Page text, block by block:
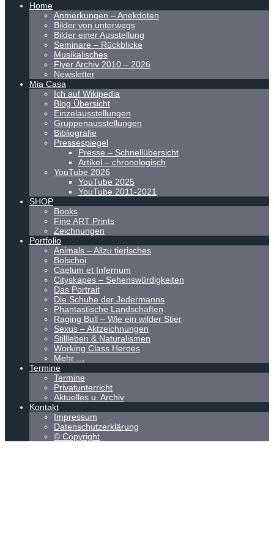
Home
Anmerkungen – Anekdoten
Bilder von unterwegs
Bilder einer Ausstellung
Seminare – Rückblicke
Musikalisches
Flyer Archiv 2010 – 2026
Newsletter
Mia Casa
Ich auf Wikipedia
Blog Übersicht
Einzelausstellungen
Gruppenausstellungen
Bibliografie
Pressespiegel
Presse – Schnellübersicht
Artikel – chronologisch
YouTube 2026
YouTube 2025
YouTube 2011-2021
SHOP
Books
Fine ART Prints
Zeichnungen
Portfolio
Animals – Allzu tierisches
Bolschoi
Caelum et Infernum
Cityskapes – Sehenswürdigkeiten
Das Portrait
Die Schuhe der Jedermanns
Phantastische Landschaften
Raging Bull – Wie ein wilder Stier
Sexus – Aktzeichnungen
Stillleben & Naturalismen
Working Class Heroes
Mehr …
Termine
Termine
Privatunterricht
Aktuelles u. Archiv
Kontakt
Impressum
Datenschutzerklärung
© Copyright